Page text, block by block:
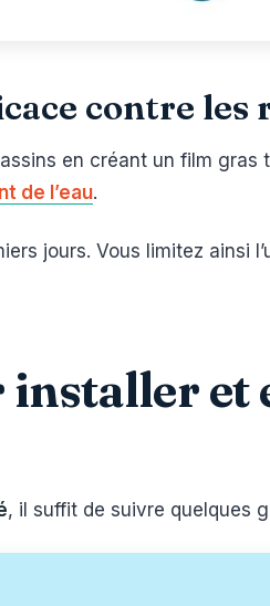
contre les
en créant un film
de l’eau.
jours. Vous limitez ainsi
installer
, il suffit de suivre quelques